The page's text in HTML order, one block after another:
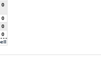
0
0
0
0